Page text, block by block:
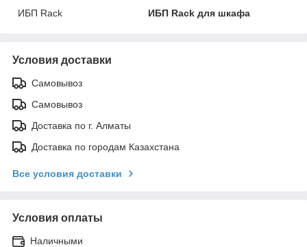
ИБП Rack
ИБП Rack для шкафа
Условия доставки
Самовывоз
Самовывоз
Доставка по г. Алматы
Доставка по городам Казахстана
Все условия доставки
Условия оплаты
Наличными